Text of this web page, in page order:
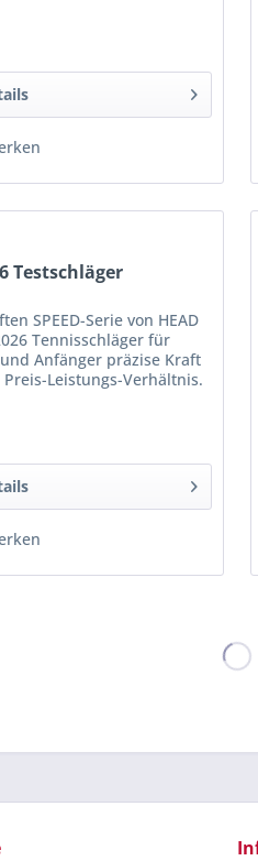
Testschläger
SPEED-Serie von HEAD
Tennisschläger für
Anfänger präzise Kraft
Leistungs-Verhältnis.